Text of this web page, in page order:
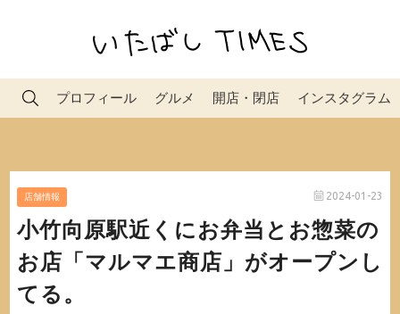
プロフィール グルメ 開店・閉店 インスタグラム
店舗情報 2024-01-23
小竹向原駅近くにお弁当とお惣菜の
お店「マルマエ商店」がオープンし
てる。